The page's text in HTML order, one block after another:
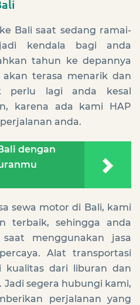
Bali saat sedang ramai-
kendala bagi anda
tahun ke depannya
terasa menarik dan
perlu lagi anda kesal
karena ada kami HAP
anda.
dengan
sewa motor di Bali, kami
terbaik, sehingga anda
menggunakan jasa
Alat transportasi
kualitas dari liburan dan
Jadi segera hubungi kami,
perjalanan yang